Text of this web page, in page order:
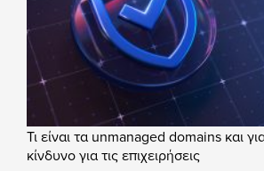
Τι είναι τα unmanaged domains και
κίνδυνο για τις επιχειρήσεις